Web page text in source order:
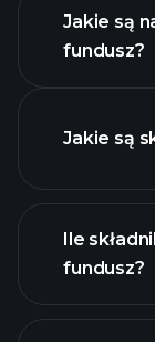
Jakie są
fundusz?
holdings
Jakie są
Ile
fundusz?